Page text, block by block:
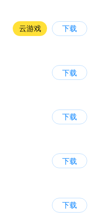
云游戏 下载
下载
下载
下载
下载